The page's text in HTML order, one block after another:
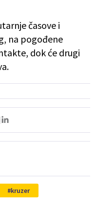
časove i
na pogođene
dok će drugi
kruzer